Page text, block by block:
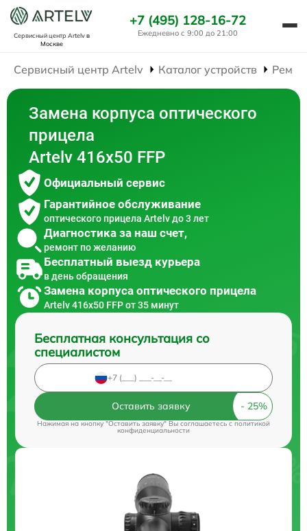
Сервисный центр Artelvв
Москве
+7 (495) 128-16-72
Ежедневно с 9:00 до 21:00
Сервисный центр Artelv Каталог устройств
Замена корпуса оптического
прицела
Artelv 416x50 FFP
Официальный сервис
Гарантийное обслуживание
оптического прицела Artelv до 3 лет
Диагностика за наш счет,
ремонт по желанию
Бесплатный выезд курьера
в день обращения
Замена корпуса оптического прицела
Artelv 416x50 FFP от 35 минут
Бесплатная консультация со
специалистом
Оставить заявку
Нажимая на кнопку "Оставить заявку" Вы соглашаетесь cполитикой
конфиденциальности